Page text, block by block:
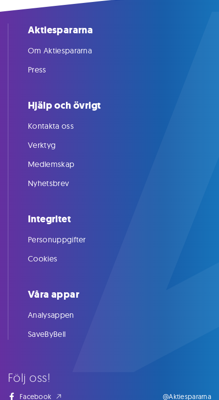
Följ oss!
Facebook @Aktiespararna
Aktiespararna
Om Aktiespararna
Press
Hjälp och övrigt
Kontakta oss
Verktyg
Medlemskap
Nyhetsbrev
Integritet
Personuppgifter
Cookies
Våra appar
Analysappen
SaveByBell